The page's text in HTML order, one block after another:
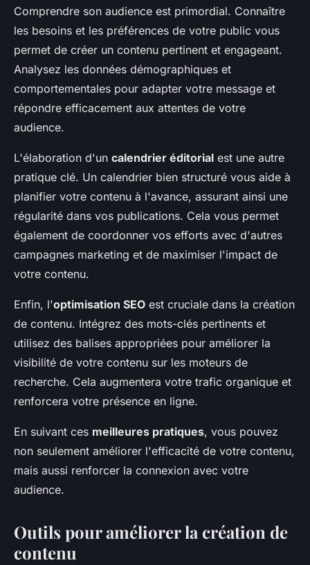
Comprendre son audience est primordial. Connaître
les besoins et les préférences de votre public vous
permet de créer un contenu pertinent et engageant.
Analysez les données démographiques et
comportementales pour adapter votre message et
répondre efficacement aux attentes de votre
audience.
L'élaboration d'un calendrier éditorial est une autre
pratique clé. Un calendrier bien structuré vous aide à
planifier votre contenu à l'avance, assurant ainsi une
régularité dans vos publications. Cela vous permet
également de coordonner vos efforts avec d'autres
campagnes marketing et de maximiser l'impact de
votre contenu.
Enfin, l'optimisation SEO est cruciale dans la création
de contenu. Intégrez des mots-clés pertinents et
utilisez des balises appropriées pour améliorer la
visibilité de votre contenu sur les moteurs de
recherche. Cela augmentera votre trafic organique et
renforcera votre présence en ligne.
En suivant ces meilleures pratiques, vous pouvez
non seulement améliorer l'efficacité de votre contenu,
mais aussi renforcer la connexion avec votre
audience.
Outils pour améliorer la création de
contenu